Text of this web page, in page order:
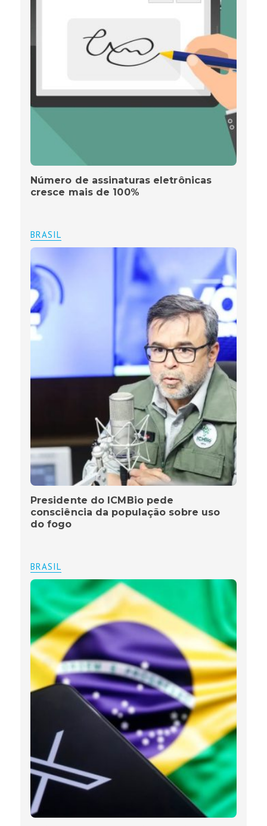
Número de assinaturas eletrônicas
cresce mais de 100%
BRASIL
Presidente do ICMBio pede
consciência da população sobre uso
do fogo
BRASIL